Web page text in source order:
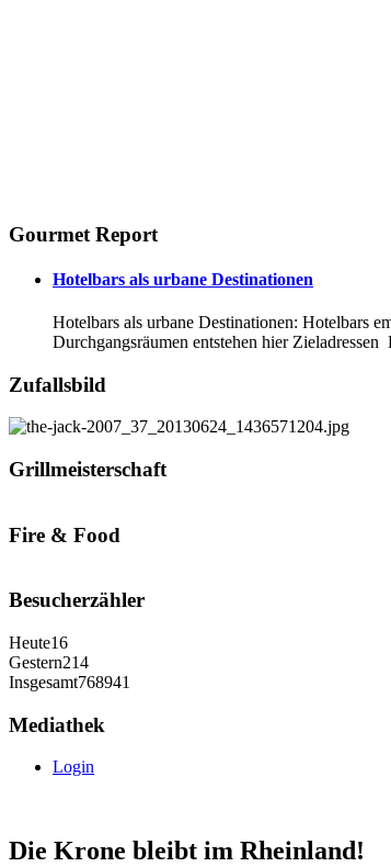
Gourmet Report
Hotelbars als urbane Destinationen
Hotelbars als urbane Destinationen: Hotelbars
Durchgangsräumen entstehen hier
Zufallsbild
Grillmeisterschaft
Fire & Food
Besucherzähler
Heute16
Gestern214
Insgesamt768941
Mediathek
Login
Die Krone bleibt im Rheinland!